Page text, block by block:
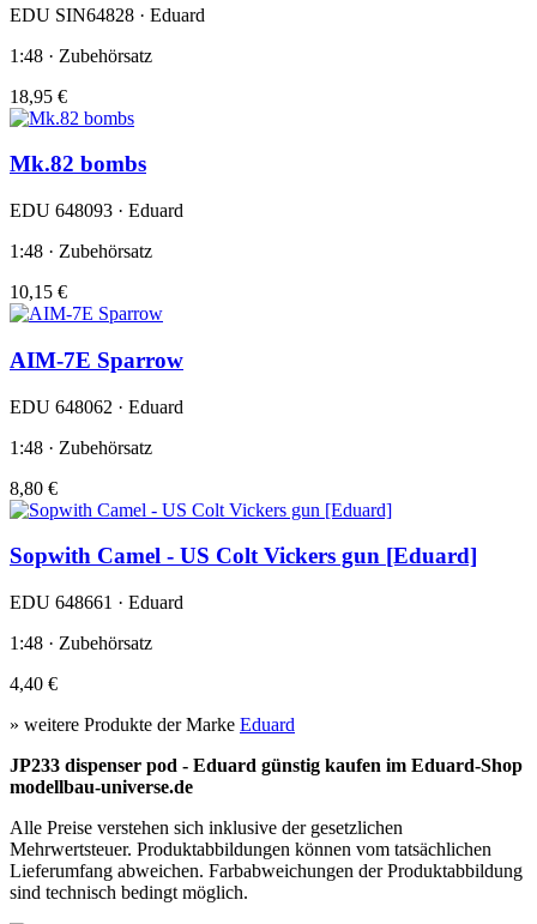
EDU SIN64828 · Eduard
1:48 · Zubehörsatz
18,95 €
Mk.82 bombs
EDU 648093 · Eduard
1:48 · Zubehörsatz
10,15 €
AIM-7E Sparrow
EDU 648062 · Eduard
1:48 · Zubehörsatz
8,80 €
Sopwith Camel - US Colt Vickers gun [Eduard]
EDU 648661 · Eduard
1:48 · Zubehörsatz
4,40 €
» weitere Produkte der Marke Eduard
JP233 dispenser pod - Eduard günstig kaufen im Eduard-Shop
modellbau-universe.de
Alle Preise verstehen sich inklusive der gesetzlichen
Mehrwertsteuer. Produktabbildungen können vom tatsächlichen
Lieferumfang abweichen. Farbabweichungen der Produktabbildung
sind technisch bedingt möglich.